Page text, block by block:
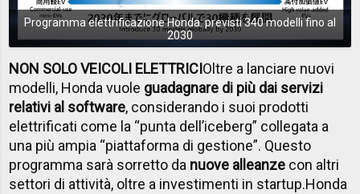
Programma elettrificazione Honda: previsti 340 modelli fino al
2030
NON SOLO VEICOLI ELETTRICIOltre a lanciare nuovi
modelli, Honda vuole guadagnare di più dai servizi
relativi al software, considerando i suoi prodotti
elettrificati come la “punta dell’iceberg” collegata a
una più ampia “piattaforma di gestione”. Questo
programma sarà sorretto da nuove alleanze con altri
settori di attività, oltre a investimenti in startup.Honda